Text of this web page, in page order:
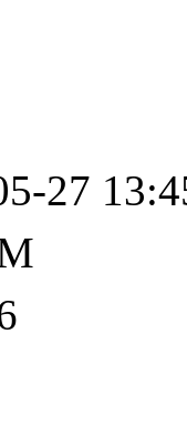
27